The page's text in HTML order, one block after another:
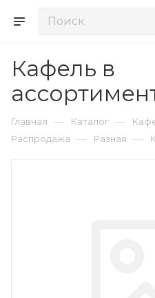
Кафель в
Главная — Каталог —
Распродажа — Разная —